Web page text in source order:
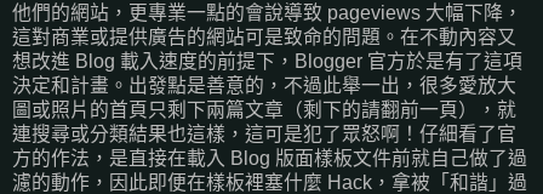
他們的網站，更專業一點的會說導致 pageviews 大幅下降，
這對商業或提供廣告的網站可是致命的問題。在不動內容又
想改進 Blog 載入速度的前提下，Blogger 官方於是有了這項
決定和計畫。出發點是善意的，不過此舉一出，很多愛放大
圖或照片的首頁只剩下兩篇文章（剩下的請翻前一頁），就
連搜尋或分類結果也這樣，這可是犯了眾怒啊！仔細看了官
方的作法，是直接在載入 Blog 版面樣板文件前就自己做了過
濾的動作，因此即便在樣板裡塞什麼 Hack，拿被「和諧」過